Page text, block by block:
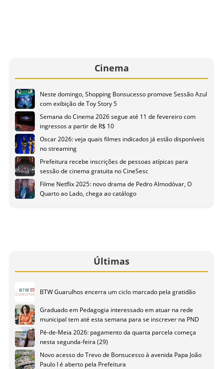
Cinema
Neste domingo, Shopping Bonsucesso promove Sessão Azul
com exibição de Toy Story 5
Semana do Cinema 2026 segue até 11 de fevereiro com
ingressos a partir de R$ 10
Oscar 2026: veja quais filmes indicados já estão disponíveis
no streaming
Prefeitura recebe inscrições de pessoas atípicas para
sessão de cinema gratuita no CineSesc
Filme Netflix 2025: novo drama de Pedro Almodóvar, O
Quarto ao Lado, chega ao catálogo
Últimas
BTW Guarulhos encerra um ciclo marcado pela gratidão
Graduado em Pedagogia interessado em atuar na rede
municipal tem até esta semana para se inscrever na PND
Pé-de-Meia 2026: pagamento da quarta parcela começa
nesta segunda-feira (29)
Novo acesso do Trevo de Bonsucesso à avenida Papa João
Paulo I é aberto pela Prefeitura